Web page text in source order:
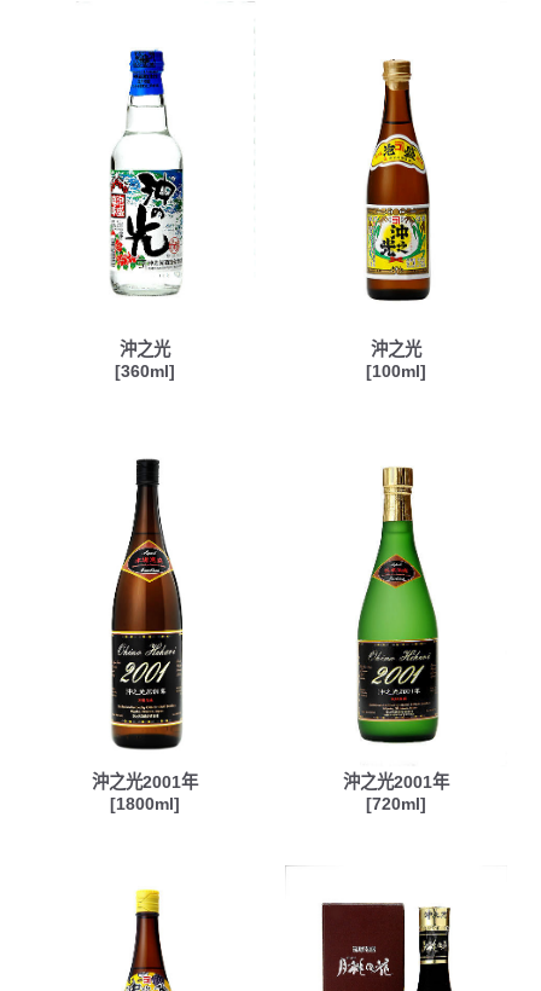
沖之光
[360ml]
沖之光
[100ml]
沖之光2001年
[1800ml]
沖之光2001年
[720ml]